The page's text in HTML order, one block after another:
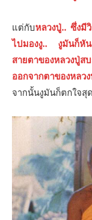
แต่กับหลวงปู่.. ซึ่งมี
ไปมองงู.. งูมันก็หั
สายตาของหลวงปู่ส
ออกจากตาของหลว
จากนั้นงูมันก็ตกใจสุ